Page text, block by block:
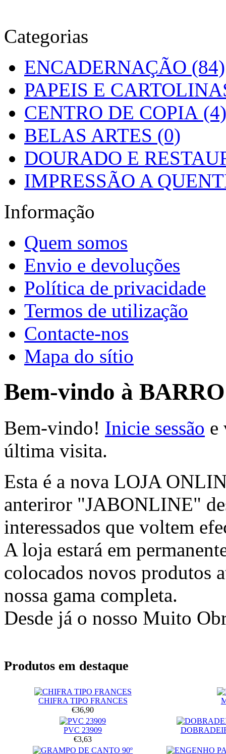
Categorias
ENCADERNAÇÃO (84)
PAPEIS E
CENTRO DE COPIA (4)
BELAS ARTES (0)
DOURADO E
IMPRESSÃO A
Informação
Quem somos
Envio e devoluções
Política de privacidade
Termos de utilização
Contacte-nos
Mapa do sítio
Bem-vindo à
Bem-vindo! Inicie sessão e
última visita.
Esta é a nova LOJA
anteriror "JABONLINE"
interessados que voltem
A loja estará em
colocados novos produtos
nossa gama completa.
Desde já o nosso Muito
Produtos em destaque
CHIFRA TIPO FRANCES
€36,90
PVC 23909
€3,63